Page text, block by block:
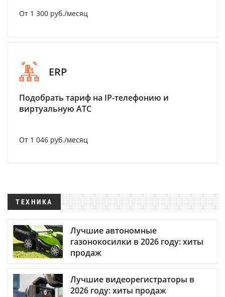
От 1 300 руб./месяц
ERP
Подобрать тариф на IP-телефонию и
виртуальную АТС
От 1 046 руб./месяц
ТЕХНИКА
Лучшие автономные
газонокосилки в 2026 году: хиты
продаж
Лучшие видеорегистраторы в
2026 году: хиты продаж